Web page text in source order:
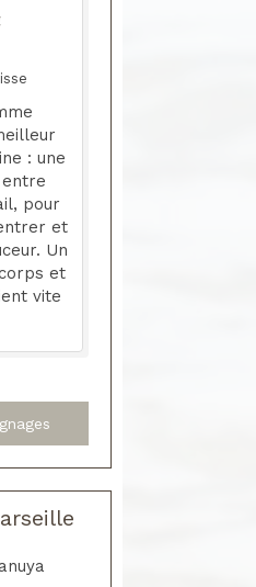
: une
pour
et
Un
et
vite